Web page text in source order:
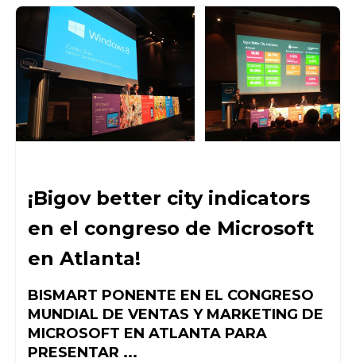
¡Bigov better city indicators
en el congreso de Microsoft
en Atlanta!
BISMART PONENTE EN EL CONGRESO
MUNDIAL DE VENTAS Y MARKETING DE
MICROSOFT EN ATLANTA PARA
PRESENTAR ...